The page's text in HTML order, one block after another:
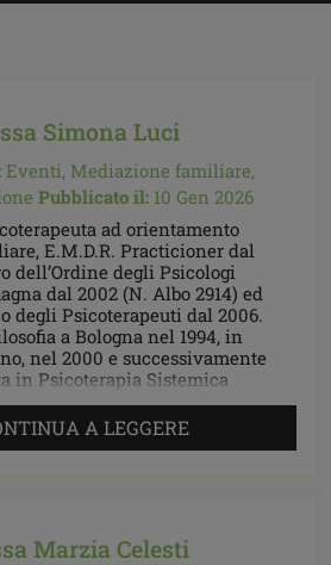
Simona Luci
Eventi, Mediazione familiare,
Pubblicato il: 10 Gen 2026
ad orientamento
E.M.D.R. Practicioner dal
dell’Ordine degli Psicologi
dal 2002 (N. Albo 2914) ed
degli Psicoterapeuti dal 2006.
a Bologna nel 1994, in
nel 2000 e successivamente
in Psicoterapia Sistemica
l’Istituto I.S.C.R.A. di Modena.
Ha ultimato […]A LEGGERE
Marzia Celesti